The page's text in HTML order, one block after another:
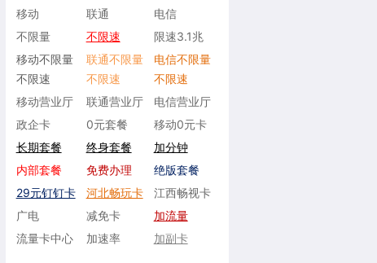
移动 联通
电信
不限量
不限速
限速3.1兆
移动不限量
不限速
联通不限量
不限速
电信不限量
不限速
移动营业厅
联通营业厅
电信营业厅
政企卡
0元套餐
移动0元卡
长期套餐
终身套餐
加分钟
内部套餐
免费办理
绝版套餐
29元钉钉卡
河北畅玩卡
江西畅视卡
广电
减免卡
加流量
流量卡中心
加速率 加副卡